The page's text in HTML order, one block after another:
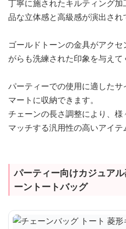
丁寧に施されたキルティング
品な立体感と高級感が演出され
ゴールドトーンの金具がアク
がらも洗練された印象を与えて
パーティーでの使用に適した
マートに収納できます。
チェーンの長さ調整により、
マッチする汎用性の高いアイテ
パーティー向けカジュア
ーントートバッグ